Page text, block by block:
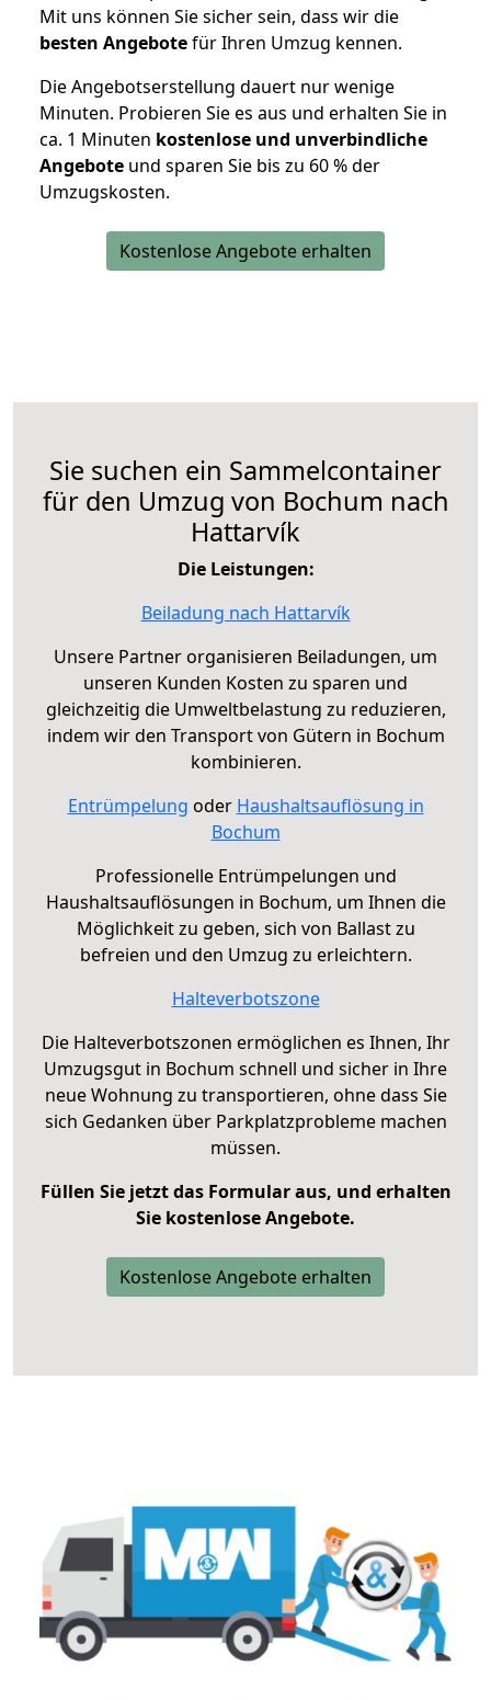
Mit uns können Sie sicher sein, dass wir die
besten Angebotefür Ihren Umzug kennen.
Die Angebotserstellung dauert nur wenige
Minuten. Probieren Sie es aus und erhalten Sie in
ca. 1 Minuten kostenlose und unverbindliche
Angebote und sparen Sie bis zu 60 % der
Umzugskosten.
Kostenlose Angebote erhalten
Sie suchen ein Sammelcontainer
für den Umzug von Bochum nach
Hattarvík
Die Leistungen:
Beiladung nach Hattarvík
Unsere Partner organisieren Beiladungen, um
unseren Kunden Kosten zu sparen und
gleichzeitig die Umweltbelastung zu reduzieren,
indem wir den Transport von Gütern in Bochum
kombinieren.
Entrümpelung oder Haushaltsauflösung in
Bochum
Professionelle Entrümpelungen und
Haushaltsauflösungen in Bochum, um Ihnen die
Möglichkeit zu geben, sich von Ballast zu
befreien und den Umzug zu erleichtern.
Halteverbotszone
Die Halteverbotszonen ermöglichen es Ihnen, Ihr
Umzugsgut in Bochum schnell und sicher in Ihre
neue Wohnung zu transportieren, ohne dass Sie
sich Gedanken über Parkplatzprobleme machen
müssen.
Füllen Sie jetzt das Formular aus, und erhalten
Sie kostenlose Angebote.
Kostenlose Angebote erhalten